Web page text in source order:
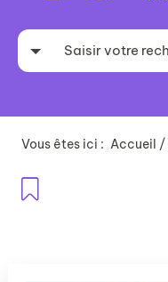
Vous êtes ici : Accueil /